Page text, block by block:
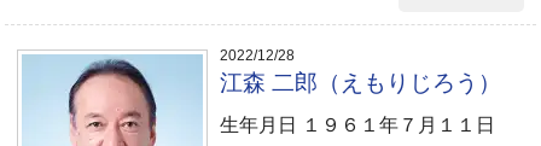
2022/12/28
江森 二郎（えもりじろう）
生年月日 １９６１年７月１１日